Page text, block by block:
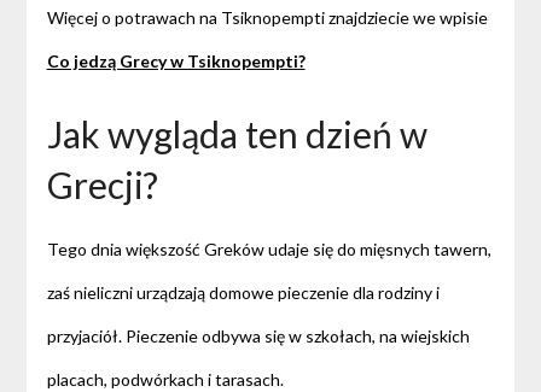
Więcej o potrawach na Tsiknopempti znajdziecie we wpisie
Co jedzą Grecy w Tsiknopempti?
Jak wygląda ten dzień w
Grecji?
Tego dnia większość Greków udaje się do mięsnych tawern,
zaś nieliczni urządzają domowe pieczenie dla rodziny i
przyjaciół. Pieczenie odbywa się w szkołach, na wiejskich
placach, podwórkach i tarasach.